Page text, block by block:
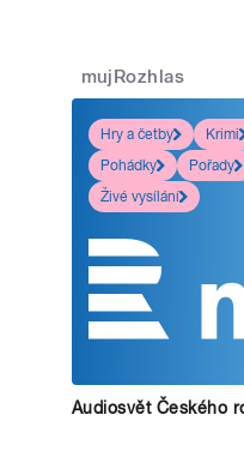
mujRozhlas
Hry a četby
Krimi
Pohádky
Pořady
Živé vysílání
Audiosvět Českého